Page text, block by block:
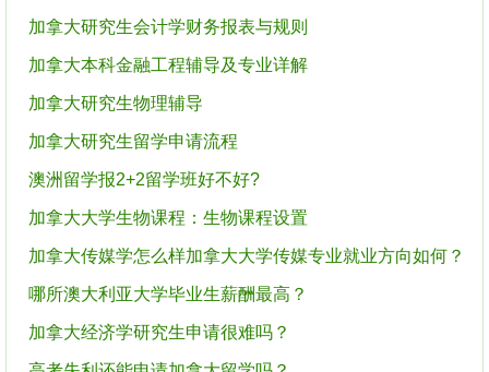
加拿大研究生会计学财务报表与规则
加拿大本科金融工程辅导及专业详解
加拿大研究生物理辅导
加拿大研究生留学申请流程
澳洲留学报2+2留学班好不好?
加拿大大学生物课程：生物课程设置
加拿大传媒学怎么样加拿大大学传媒专业就业方向如何？
哪所澳大利亚大学毕业生薪酬最高？
加拿大经济学研究生申请很难吗？